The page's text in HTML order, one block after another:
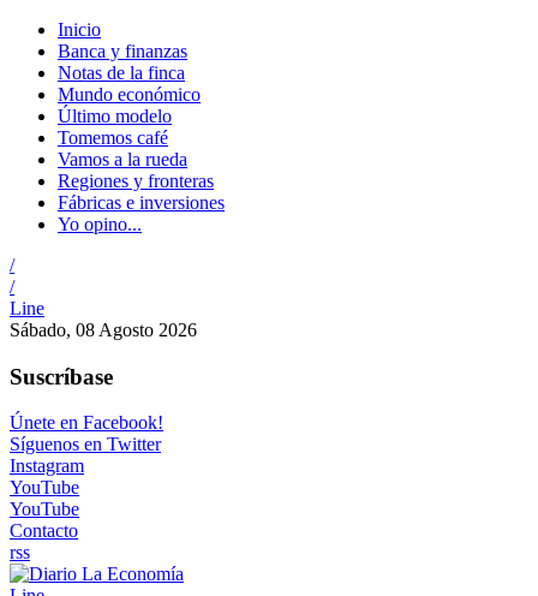
Inicio
Banca y finanzas
Notas de la finca
Mundo económico
Último modelo
Tomemos café
Vamos a la rueda
Regiones y fronteras
Fábricas e inversiones
Yo opino...
/
/
Line
Sábado, 08 Agosto 2026
Suscríbase
Únete en Facebook!
Síguenos en Twitter
Instagram
YouTube
YouTube
Contacto
rss